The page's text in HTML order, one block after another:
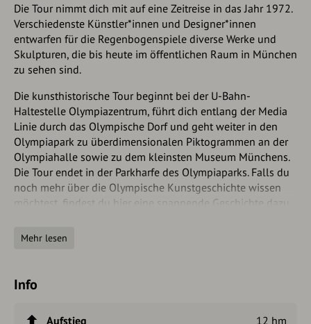
Die Tour nimmt dich mit auf eine Zeitreise in das Jahr 1972.
Verschiedenste Künstler*innen und Designer*innen
entwarfen für die Regenbogenspiele diverse Werke und
Skulpturen, die bis heute im öffentlichen Raum in München
zu sehen sind.
Die kunsthistorische Tour beginnt bei der U-Bahn-
Haltestelle Olympiazentrum, führt dich entlang der Media
Linie durch das Olympische Dorf und geht weiter in den
Olympiapark zu überdimensionalen Piktogrammen an der
Olympiahalle sowie zu dem kleinsten Museum Münchens.
Die Tour endet in der Parkharfe des Olympiaparks. Falls du
noch mehr über die Olympische Kunstgeschichte wissen
möchtest, findest du hier eine spannende Geschichte dazu.
Autorentipp
frühen Vormittag zu starten, da der Flohmarkt immer gut
Mehr lesen
Info
Aufstieg 12 hm